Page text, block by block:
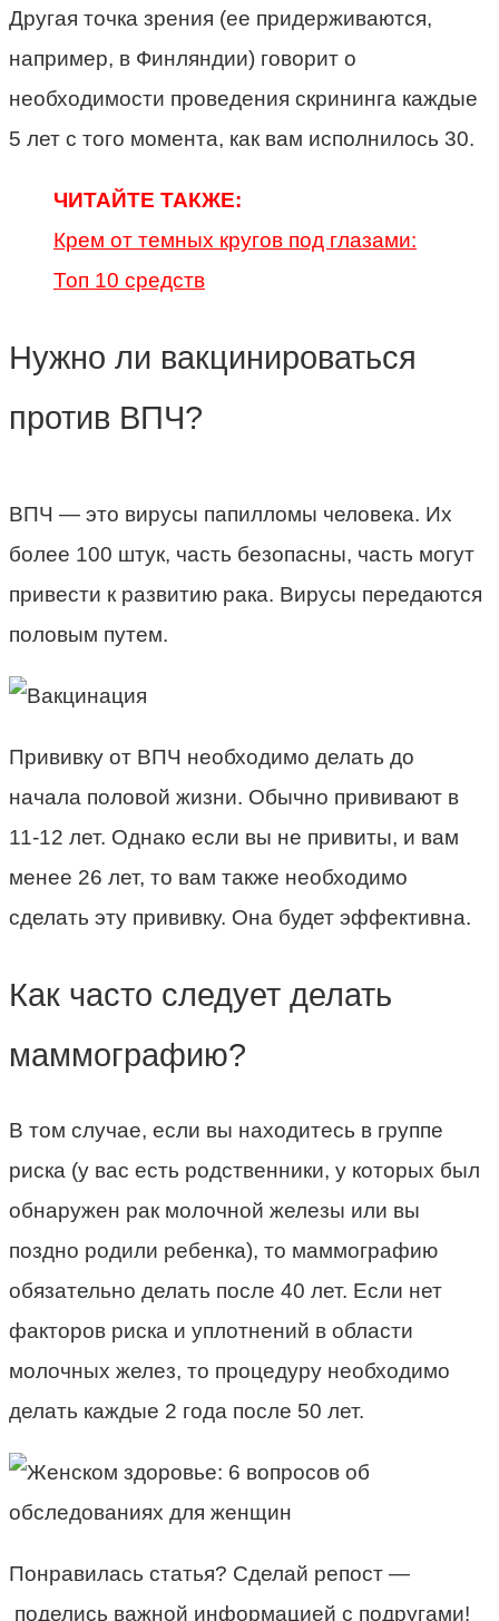
Другая точка зрения (ее придерживаются,
например, в Финляндии) говорит о
необходимости проведения скрининга каждые
5 лет с того момента, как вам исполнилось 30.
ЧИТАЙТЕ ТАКЖЕ:
Крем от темных кругов под глазами:
Топ 10 средств
Нужно ли вакцинироваться
против ВПЧ?
ВПЧ — это вирусы папилломы человека. Их
более 100 штук, часть безопасны, часть могут
привести к развитию рака. Вирусы передаются
половым путем.
Прививку от ВПЧ необходимо делать до
начала половой жизни. Обычно прививают в
11-12 лет. Однако если вы не привиты, и вам
менее 26 лет, то вам также необходимо
сделать эту прививку. Она будет эффективна.
Как часто следует делать
маммографию?
В том случае, если вы находитесь в группе
риска (у вас есть родственники, у которых был
обнаружен рак молочной железы или вы
поздно родили ребенка), то маммографию
обязательно делать после 40 лет. Если нет
факторов риска и уплотнений в области
молочных желез, то процедуру необходимо
делать каждые 2 года после 50 лет.
Понравилась статья? Сделай репост —
поделись важной информацией с подругами!